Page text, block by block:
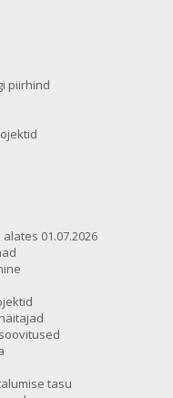
piirhind
01.07.2026
tasu